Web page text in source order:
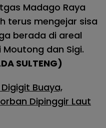
Madago Raya
terus mengejar sisa
berada di areal
dan Sigi.
SULTENG)
Buaya,
Dipinggir Laut